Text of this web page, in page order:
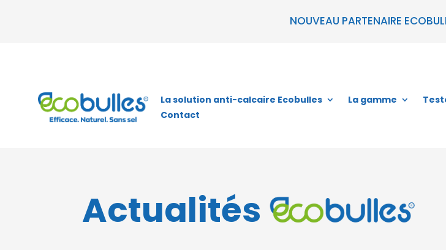
NOUVEAU PARTENAIRE
La solution anti-calcaire Ecobulles La gamme
Contact
Actualités